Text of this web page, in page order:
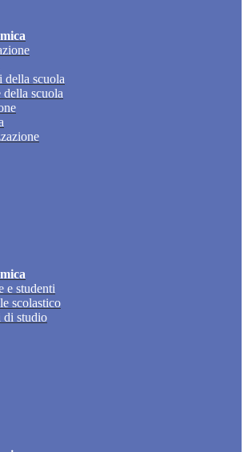
della scuola
della scuola
e studenti
scolastico
di studio